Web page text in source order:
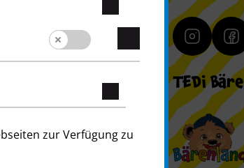
TEDi
zur Verfügung zu